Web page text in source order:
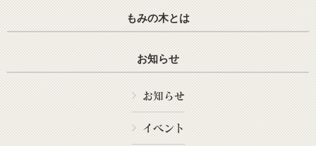
もみの木とは
お知らせ
お知らせ
イベント